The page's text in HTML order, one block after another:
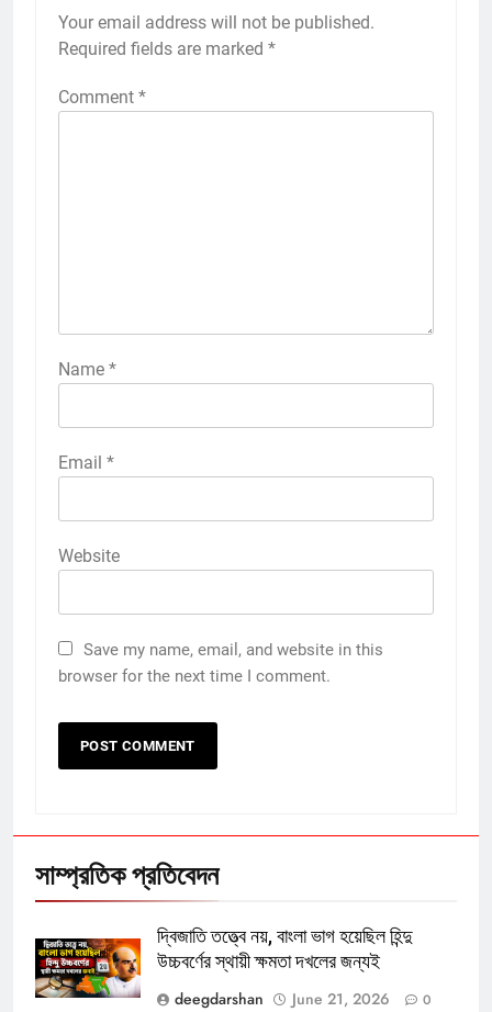
Your email address will not be published.
Required fields are marked *
Comment *
Name *
Email *
Website
Save my name, email, and website in this
browser for the next time I comment.
সাম্প্রতিক প্রতিবেদন
দ্বিজাতি তত্ত্বে নয়, বাংলা ভাগ হয়েছিল হিন্দু
উচ্চবর্ণের স্থায়ী ক্ষমতা দখলের জন্যই
deegdarshan
June 21, 2026 0